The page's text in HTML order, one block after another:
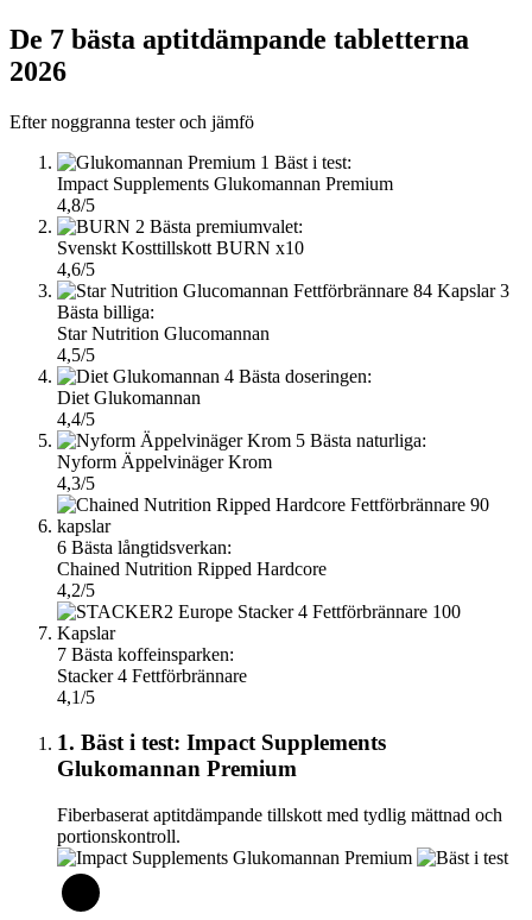
De 7 bästa aptitdämpande tabletterna
2026
Efter noggranna tester och jämfö
1 Bäst i test:
Impact Supplements Glukomannan Premium
4,8/5
2 Bästa premiumvalet:
Svenskt Kosttillskott BURN x10
4,6/5
3
Bästa billiga:
Star Nutrition Glucomannan
4,5/5
4 Bästa doseringen:
Diet Glukomannan
4,4/5
5 Bästa naturliga:
Nyform Äppelvinäger Krom
4,3/5
6 Bästa långtidsverkan:
Chained Nutrition Ripped Hardcore
4,2/5
7 Bästa koffeinsparken:
Stacker 4 Fettförbrännare
4,1/5
1. Bäst i test: Impact Supplements
Glukomannan Premium
Fiberbaserat aptitdämpande tillskott med tydlig mättnad och
portionskontroll.